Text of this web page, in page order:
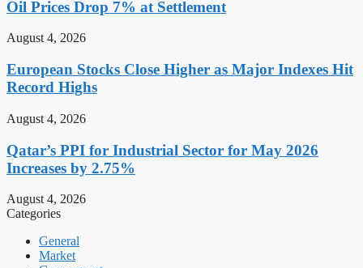
Oil Prices Drop 7% at Settlement
August 4, 2026
European Stocks Close Higher as Major Indexes Hit
Record Highs
August 4, 2026
Qatar’s PPI for Industrial Sector for May 2026
Increases by 2.75%
August 4, 2026
Categories
General
Market